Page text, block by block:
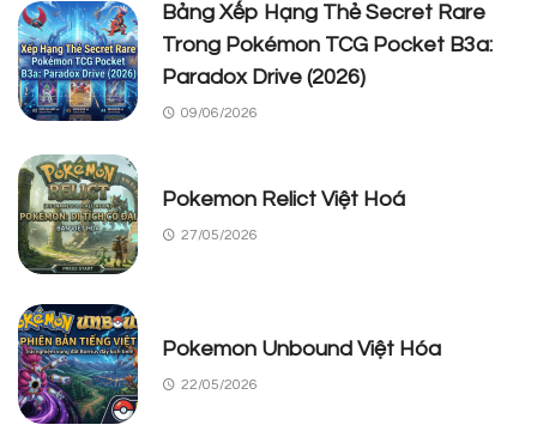
Bảng Xếp Hạng Thẻ Secret Rare
Trong Pokémon TCG Pocket B3a:
Paradox Drive (2026)
09/06/2026
Pokemon Relict Việt Hoá
27/05/2026
Pokemon Unbound Việt Hóa
22/05/2026